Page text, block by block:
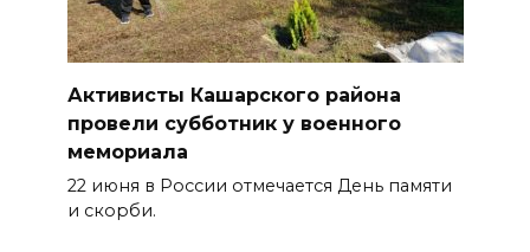
Активисты Кашарского района
провели субботник у военного
мемориала
22 июня в России отмечается День памяти
и скорби.